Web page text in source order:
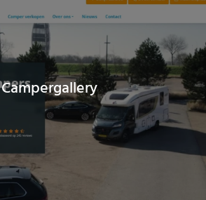
Campergallery